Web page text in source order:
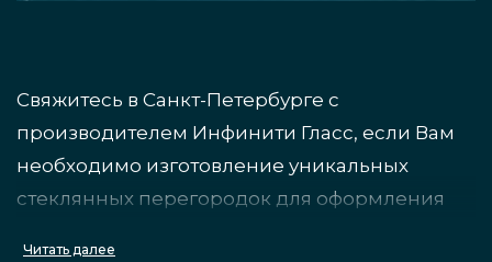
Читать далее
Свяжитесь в Санкт-Петербурге с
производителем Инфинити Гласс, если Вам
необходимо изготовление уникальных
стеклянных перегородок для оформления